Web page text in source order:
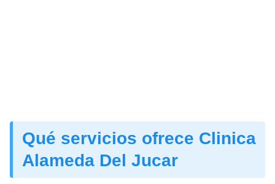
Qué servicios ofrece Clinica
Alameda Del Jucar